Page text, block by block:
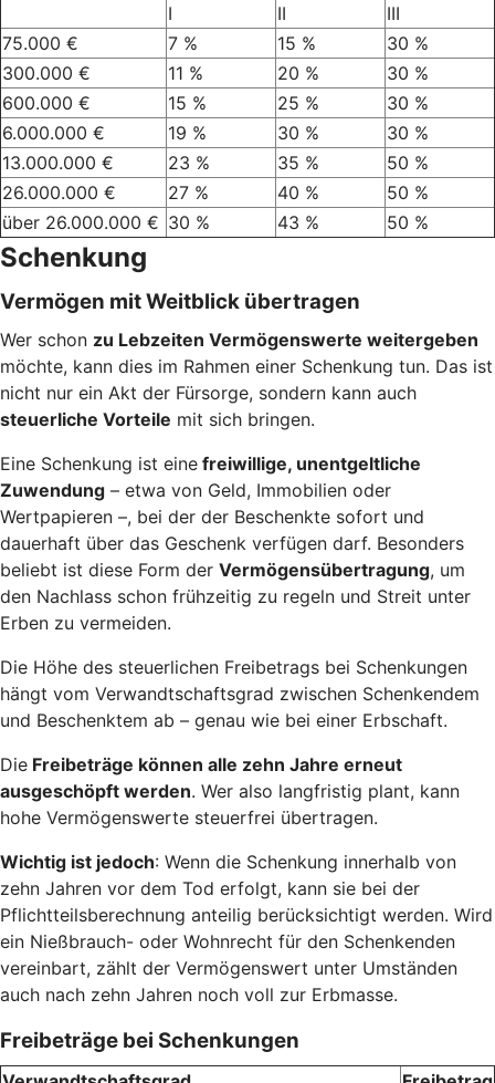
I
II
III
75.000 €
7 % 15 %
30 %
300.000 €
11 % 20 %
30 %
600.000 €
15 % 25 %
30 %
6.000.000 €
19 % 30 %
30 %
13.000.000 €
23 % 35 %
50 %
26.000.000 €
27 % 40 %
50 %
über 26.000.000 € 30 % 43 % 50 %
Schenkung
Vermögen mit Weitblick übertragen
Wer schon zu Lebzeiten Vermögenswerte weitergeben
möchte, kann dies im Rahmen einer Schenkung tun. Das ist
nicht nur ein Akt der Fürsorge, sondern kann auch
steuerliche Vorteile mit sich bringen.
Eine Schenkung ist eine freiwillige, unentgeltliche
Zuwendung – etwa von Geld, Immobilien oder
Wertpapieren –, bei der der Beschenkte sofort und
dauerhaft über das Geschenk verfügen darf. Besonders
beliebt ist diese Form der Vermögensübertragung, um
den Nachlass schon frühzeitig zu regeln und Streit unter
Erben zu vermeiden.
Die Höhe des steuerlichen Freibetrags bei Schenkungen
hängt vom Verwandtschaftsgrad zwischen Schenkendem
und Beschenktem ab – genau wie bei einer Erbschaft.
Die Freibeträge können alle zehn Jahre erneut
ausgeschöpft werden. Wer also langfristig plant, kann
hohe Vermögenswerte steuerfrei übertragen.
Wichtig ist jedoch: Wenn die Schenkung innerhalb von
zehn Jahren vor dem Tod erfolgt, kann sie bei der
Pflichtteilsberechnung anteilig berücksichtigt werden. Wird
ein Nießbrauch- oder Wohnrecht für den Schenkenden
vereinbart, zählt der Vermögenswert unter Umständen
auch nach zehn Jahren noch voll zur Erbmasse.
Freibeträge bei Schenkungen